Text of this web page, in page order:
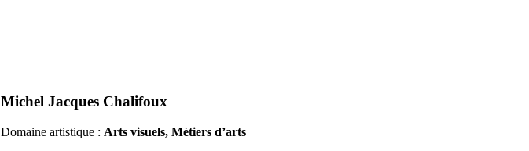
Michel Jacques Chalifoux
Domaine artistique : Arts visuels, Métiers d’arts